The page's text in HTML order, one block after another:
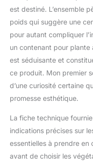
est destiné. L’ensemble
poids qui suggère une
pour autant compliquer
un contenant pour plante
est séduisante et
ce produit. Mon premier
d’une curiosité certaine
promesse esthétique.
La fiche technique
indications précises sur
essentielles à prendre en
avant de choisir les